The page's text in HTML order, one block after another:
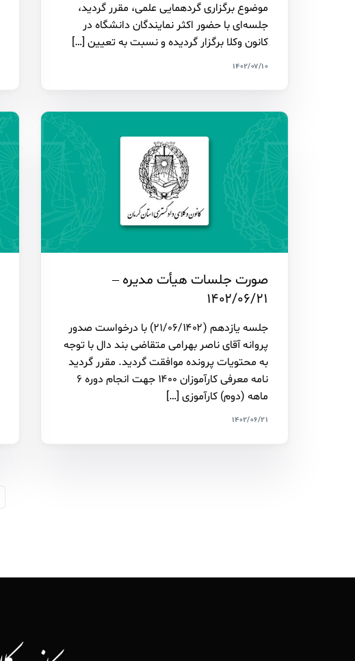
موضوع برگزاری گردهمایی علمی، مقرر گردید،
جلسه‌ای با حضور اکثر نمایندگان دانشگاه در
کانون وکلا برگزار گردیده و نسبت به تعیین […]
۱۴۰۲/۰۷/۱۰
صورت جلسات هیأت مدیره –
۱۴۰۲/۰۶/۲۱
جلسه یازدهم (۲۱/۰۶/۱۴۰۲) با درخواست صدور
پروانه آقای ناصر بهرامی متقاضی بند ‌دال با توجه
به محتویات پرونده موافقت گردید. مقرر گردید
نامه معرفی کارآموزان ۱۴۰۰ جهت انجام دوره ۶
ماهه (دوم) کارآموزی […]
۱۴۰۲/۰۶/۲۱